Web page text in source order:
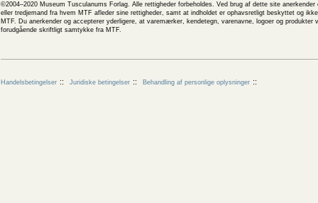
©2004–2020 Museum Tusculanums Forlag. Alle rettigheder forbeholdes. Ved brug af dette site
eller tredjemand fra hvem MTF afleder sine rettigheder, samt at indholdet er ophavsretligt beskyttet og
MTF. Du anerkender og accepterer yderligere, at varemærker, kendetegn, varenavne, logoer og
forudgående skriftligt samtykke fra MTF.
Handelsbetingelser Juridiske betingelser Behandling af personlige oplysninger